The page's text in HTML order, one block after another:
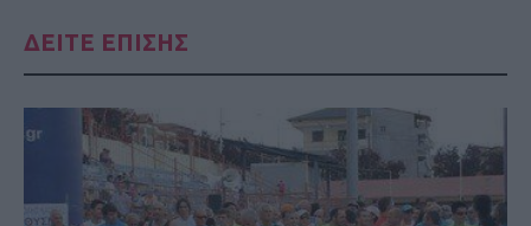
ΔΕΙΤΕ ΕΠΙΣΗΣ